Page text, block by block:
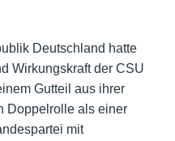
Deutschland hatte
Wirkungskraft der CSU
Gutteil aus ihrer
Doppelrolle als einer
mit